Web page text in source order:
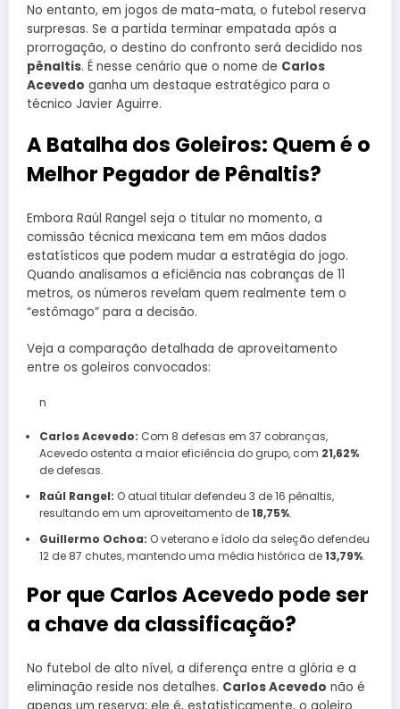
No entanto, em jogos de mata-mata, o futebol reserva
surpresas. Se a partida terminar empatada após a
prorrogação, o destino do confronto será decidido nos
pênaltis. É nesse cenário que o nome de Carlos
Acevedo ganha um destaque estratégico para o
técnico Javier Aguirre.
A Batalha dos Goleiros: Quem é o
Melhor Pegador de Pênaltis?
Embora Raúl Rangel seja o titular no momento, a
comissão técnica mexicana tem em mãos dados
estatísticos que podem mudar a estratégia do jogo.
Quando analisamos a eficiência nas cobranças de 11
metros, os números revelam quem realmente tem o
“estômago” para a decisão.
Veja a comparação detalhada de aproveitamento
entre os goleiros convocados:
n
Carlos Acevedo: Com 8 defesas em 37 cobranças,
Acevedo ostenta a maior eficiência do grupo, com 21,62%
de defesas.
Raúl Rangel: O atual titular defendeu 3 de 16 pênaltis,
resultando em um aproveitamento de18,75%.
Guillermo Ochoa: O veterano e ídolo da seleção defendeu
12 de 87 chutes, mantendo uma média histórica de13,79%.
Por que Carlos Acevedo pode ser
a chave da classificação?
No futebol de alto nível, a diferença entre a glória e a
eliminação reside nos detalhes. Carlos Acevedo não é